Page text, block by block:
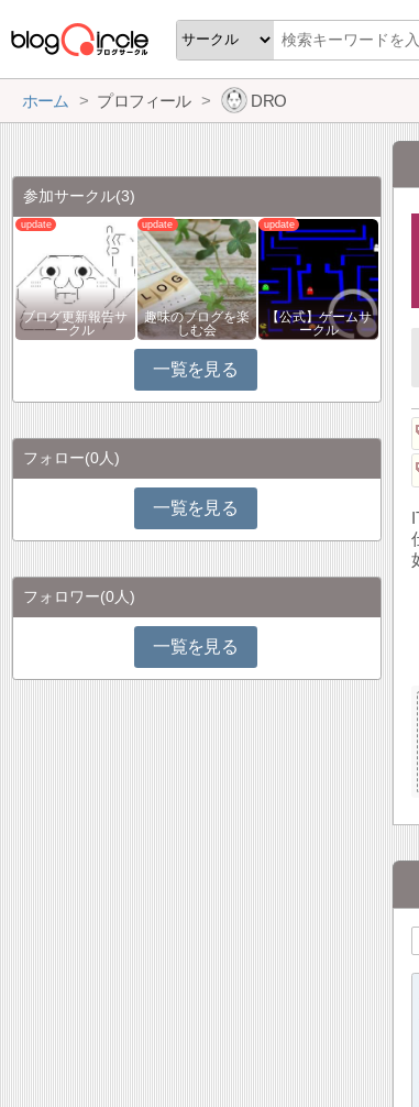
ホーム プロフィール DRO
参加サークル(3)
ブログ更新報告サ
ークル
趣味のブログを楽
しむ会
【公式】ゲームサ
ークル
一覧を見る
フォロー(0人)
一覧を見る
フォロワー(0人)
一覧を見る